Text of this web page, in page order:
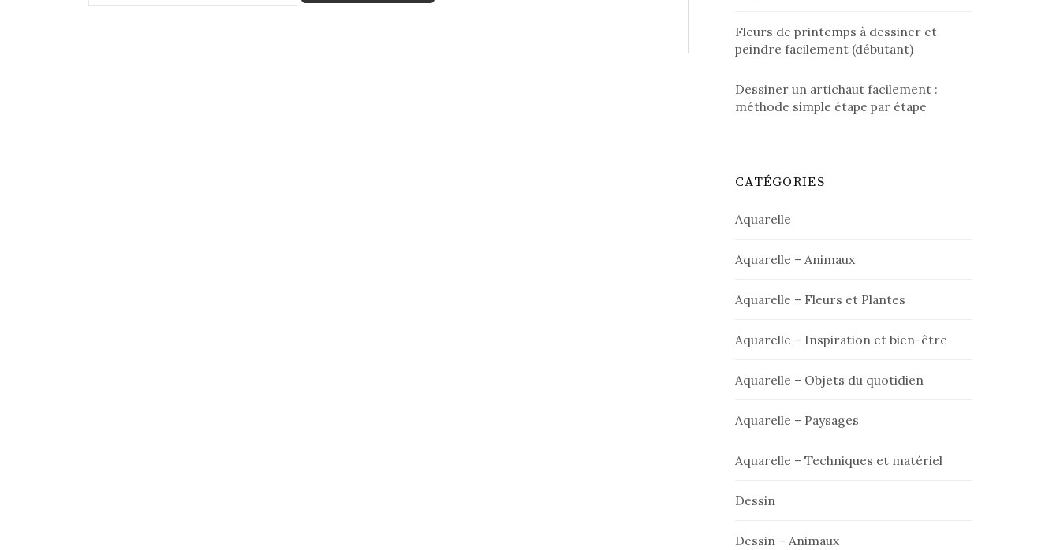
Fleurs de printemps à dessiner et
peindre facilement (débutant)
Dessiner un artichaut facilement :
méthode simple étape par étape
CATÉGORIES
Aquarelle
Aquarelle – Animaux
Aquarelle – Fleurs et Plantes
Aquarelle – Inspiration et bien-être
Aquarelle – Objets du quotidien
Aquarelle – Paysages
Aquarelle – Techniques et matériel
Dessin
Dessin – Animaux